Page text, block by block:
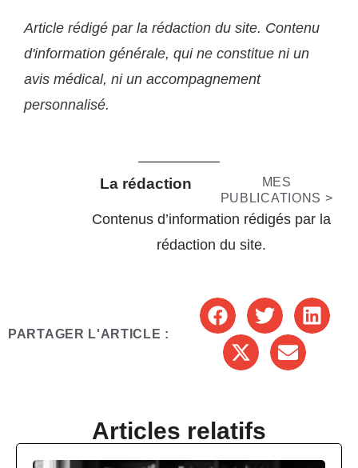
Article rédigé par la rédaction du site. Contenu
d'information générale, qui ne constitue ni un
avis médical, ni un accompagnement
personnalisé.
La rédaction
MES
PUBLICATIONS >
Contenus d’information rédigés par la
rédaction du site.
PARTAGER L'ARTICLE :
Articles relatifs